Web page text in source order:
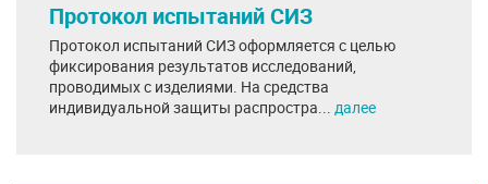
Протокол испытаний СИЗ
Протокол испытаний СИЗ оформляется с целью
фиксирования результатов исследований,
проводимых с изделиями. На средства
индивидуальной защиты распростра... далее